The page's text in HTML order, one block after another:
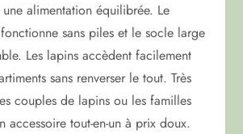
alimentation équilibrée. Le
sans piles et le socle large
Les lapins accèdent facilement
sans renverser le tout. Très
couples de lapins ou les familles
accessoire tout-en-un à prix doux.